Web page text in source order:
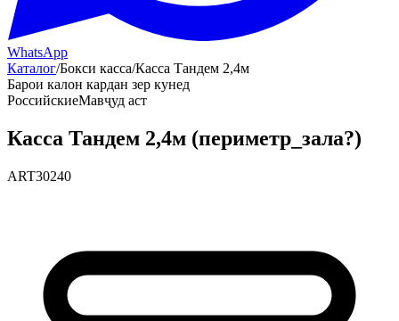
WhatsApp
Каталог/Бокси касса/Касса Тандем 2,4м
Барои калон кардан зер кунед
РоссийскиеМавҷуд аст
Касса Тандем 2,4м (периметр_зала?)
ART30240